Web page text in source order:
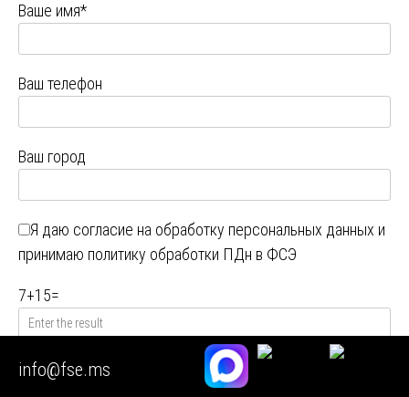
Ваше имя*
Ваш телефон
Ваш город
Я даю согласие на обработку персональных данных и
принимаю политику обработки ПДн в ФСЭ
7+15=
info@fse.ms